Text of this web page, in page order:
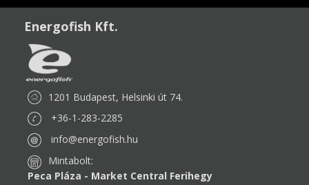
Energofish Kft.
1201 Budapest, Helsinki út 74.
+36-1-283-2285
info@energofish.hu
Mintabolt:
Peca Pláza - Market Central Ferihegy